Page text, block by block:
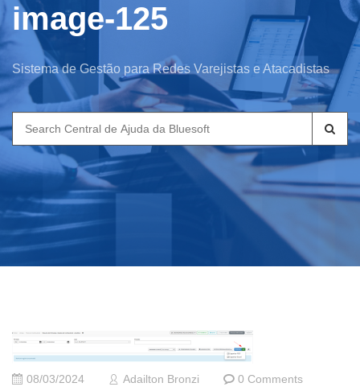
image-125
Sistema de Gestão para Redes Varejistas e Atacadistas
Search
for:
08/03/2024 Adailton Bronzi 0 Comments